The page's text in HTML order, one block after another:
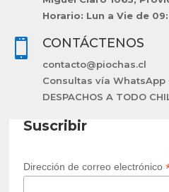
Horario: Lun a Vie de
 CONTÁCTENOS
contacto@piochas.cl
Consultas vía WhatsApp
DESPACHOS A TODO
Suscribir
Dirección de correo electrónico